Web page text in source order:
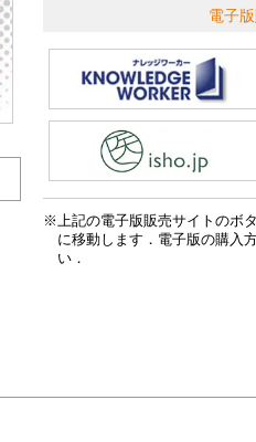
電子
上記の電子版販売サイトのボ
に移動します．電子版の購入
い．